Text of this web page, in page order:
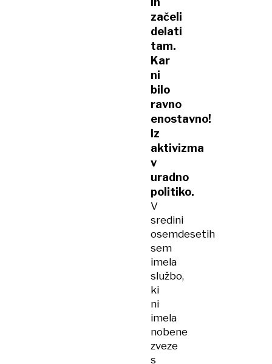
začeli
delati
tam.
Kar
ni
bilo
ravno
enostavno!
Iz
aktivizma
v
uradno
politiko.
V
sredini
osemdesetih
sem
imela
službo,
ki
ni
imela
nobene
zveze
s